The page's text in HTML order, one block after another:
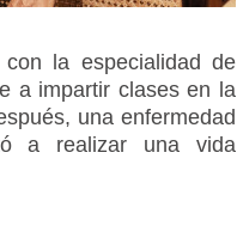
la especialidad de
a impartir clases en la
una enfermedad
a realizar una vida